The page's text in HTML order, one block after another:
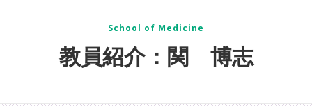
School of Medicine
教員紹介：関 博志